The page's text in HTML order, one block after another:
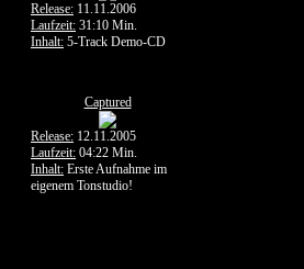
Release: 11.11.2006
Laufzeit: 31:10 Min.
Inhalt: 5-Track Demo-CD
Captured
Release: 12.11.2005
Laufzeit: 04:22 Min.
Inhalt: Erste Aufnahme im
eigenem Tonstudio!